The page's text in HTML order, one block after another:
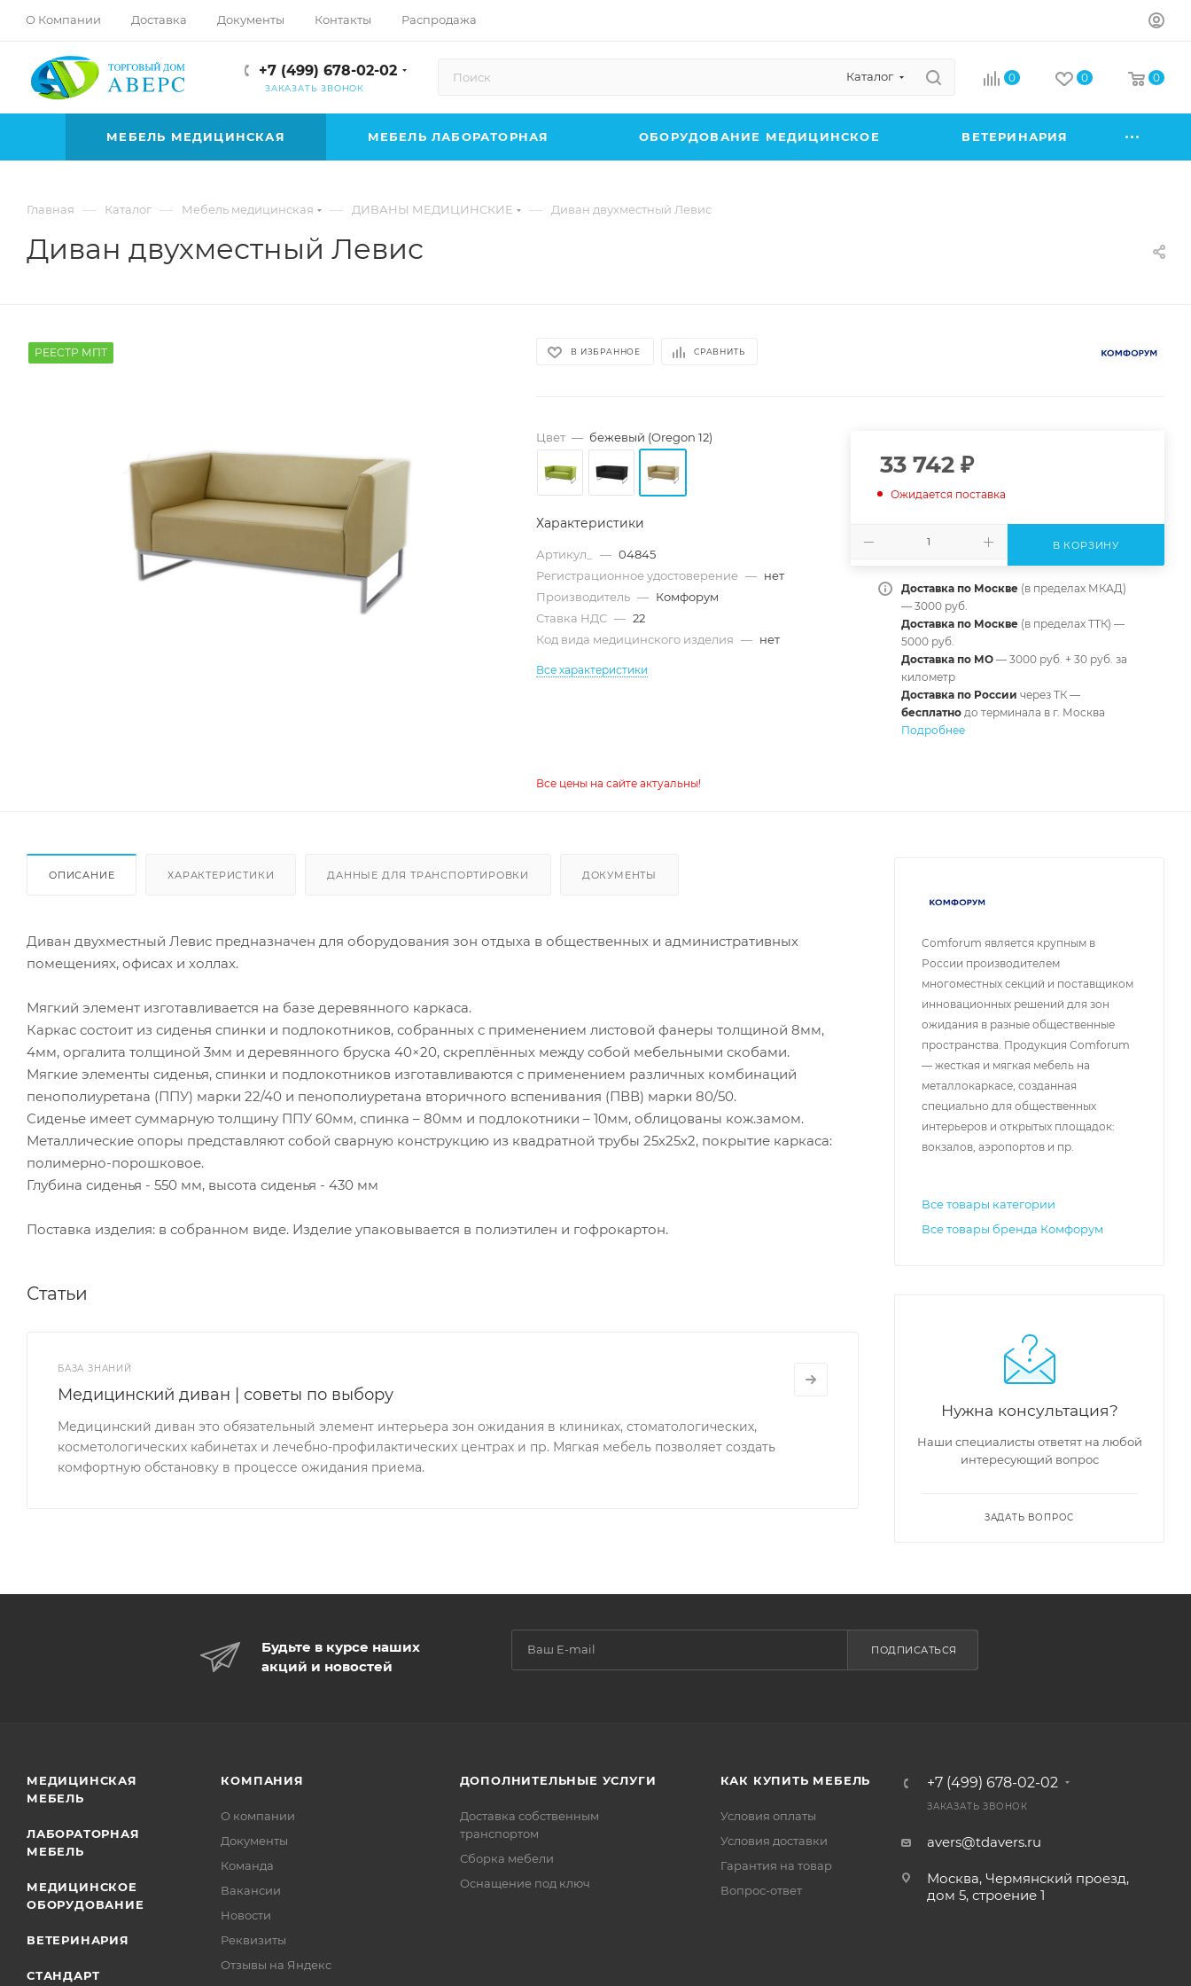
О Компании Доставка Документы Контакты Распродажа
+7 (499) 678-02-02
ЗАКАЗАТЬ ЗВОНОК
Каталог 0 0 0
МЕБЕЛЬ МЕДИЦИНСКАЯ МЕБЕЛЬ ЛАБОРАТОРНАЯ ОБОРУДОВАНИЕ МЕДИЦИНСКОЕ ВЕТЕРИНАРИЯ
Главная — Каталог — Мебель медицинская — ДИВАНЫ МЕДИЦИНСКИЕ — Диван двухместный Левис
Диван двухместный Левис
РЕЕСТР МПТ В ИЗБРАННОЕ СРАВНИТЬ
Цвет — бежевый (Oregon 12)
Характеристики
Артикул_ — 04845
Регистрационное удостоверение — нет
Производитель — Комфорум
Ставка НДС — 22
Код вида медицинского изделия — нет
Все характеристики
33 742₽
Ожидается поставка
В КОРЗИНУ
Доставка по Москве(в пределах МКАД)
— 3000 руб.
Доставка по Москве (в пределах ТТК) —
5000 руб.
Доставка по МО— 3000 руб. + 30 руб. за
километр
Доставка по России через ТК —
бесплатнодо терминала в г. Москва
Подробнее
Все цены на сайте актуальны!
ОПИСАНИЕ ХАРАКТЕРИСТИКИ ДАННЫЕ ДЛЯ ТРАНСПОРТИРОВКИ ДОКУМЕНТЫ
Диван двухместный Левис предназначен для оборудования зон отдыха в общественных и административных
помещениях, офисах и холлах.
Мягкий элемент изготавливается на базе деревянного каркаса.
Каркас состоит из сиденья спинки и подлокотников, собранных с применением листовой фанеры толщиной 8мм,
4мм, оргалита толщиной 3мм и деревянного бруска 40×20, скреплённых между собой мебельными скобами.
Мягкие элементы сиденья, спинки и подлокотников изготавливаются с применением различных комбинаций
пенополиуретана (ППУ) марки 22/40 и пенополиуретана вторичного вспенивания (ПВВ) марки 80/50.
Сиденье имеет суммарную толщину ППУ 60мм, спинка – 80мм и подлокотники – 10мм, облицованы кож.замом.
Металлические опоры представляют собой сварную конструкцию из квадратной трубы 25х25х2, покрытие каркаса:
полимерно-порошковое.
Глубина сиденья - 550 мм, высота сиденья - 430 мм
Поставка изделия: в собранном виде. Изделие упаковывается в полиэтилен и гофрокартон.
Статьи
БАЗА ЗНАНИЙ
Медицинский диван | советы по выбору
Медицинский диван это обязательный элемент интерьера зон ожидания в клиниках, стоматологических,
косметологических кабинетах и лечебно-профилактических центрах и пр. Мягкая мебель позволяет создать
комфортную обстановку в процессе ожидания приема.
Comforum является крупным в
России производителем
многоместных секций и поставщиком
инновационных решений для зон
ожидания в разные общественные
пространства. Продукция Comforum
— жесткая и мягкая мебель на
металлокаркасе, созданная
специально для общественных
интерьеров и открытых площадок:
вокзалов, аэропортов и пр.
Все товары категории
Все товары бренда Комфорум
Нужна консультация?
Наши специалисты ответят на любой
интересующий вопрос
ЗАДАТЬ ВОПРОС
Будьте в курсе наших
акций и новостей
ПОДПИСАТЬСЯ
МЕДИЦИНСКАЯ
МЕБЕЛЬ
ЛАБОРАТОРНАЯ
МЕБЕЛЬ
МЕДИЦИНСКОЕ
ОБОРУДОВАНИЕ
ВЕТЕРИНАРИЯ
СТАНДАРТ
КОМПАНИЯ
О компании
Документы
Команда
Вакансии
Новости
Реквизиты
Отзывы на Яндекс
ДОПОЛНИТЕЛЬНЫЕ УСЛУГИ
Доставка собственным
транспортом
Сборка мебели
Оснащение под ключ
КАК КУПИТЬ МЕБЕЛЬ
Условия оплаты
Условия доставки
Гарантия на товар
Вопрос-ответ
+7 (499) 678-02-02
ЗАКАЗАТЬ ЗВОНОК
avers@tdavers.ru
Москва, Чермянский проезд,
дом 5, строение 1
movies